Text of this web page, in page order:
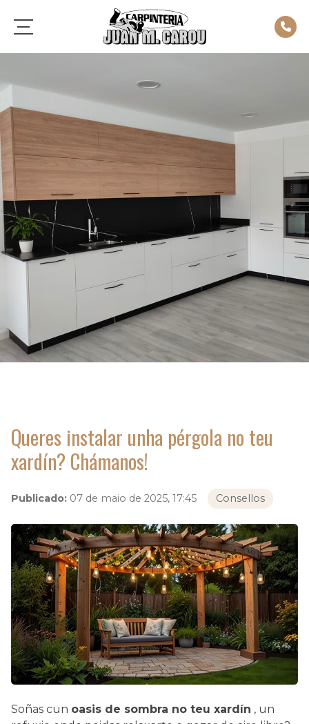
Queres instalar unha pérgola no teu
xardín? Chámanos!
Publicado: 07 de maio de 2025, 17:45 Consellos
Soñas cun oasis de sombra no teu xardín , un